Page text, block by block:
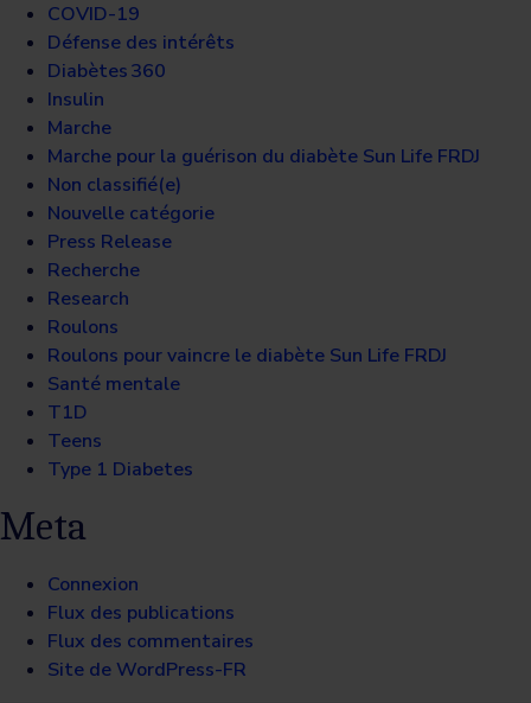
COVID-19
Défense des intérêts
Diabètes 360
Insulin
Marche
Marche pour la guérison du diabète Sun Life FRDJ
Non classifié(e)
Nouvelle catégorie
Press Release
Recherche
Research
Roulons
Roulons pour vaincre le diabète Sun Life FRDJ
Santé mentale
T1D
Teens
Type 1 Diabetes
Meta
Connexion
Flux des publications
Flux des commentaires
Site de WordPress-FR